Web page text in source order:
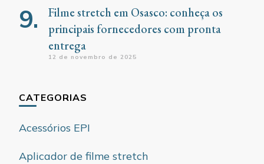
Filme stretch em Osasco: conheça os
principais fornecedores com pronta
entrega
12 de novembro de 2025
CATEGORIAS
Acessórios EPI
Aplicador de filme stretch